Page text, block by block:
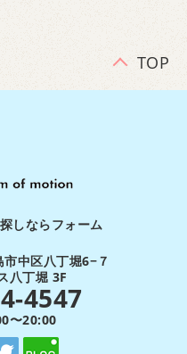
TOP
しならフォーム
中区八丁堀6−７
八丁堀 3F
4547
〜20:00